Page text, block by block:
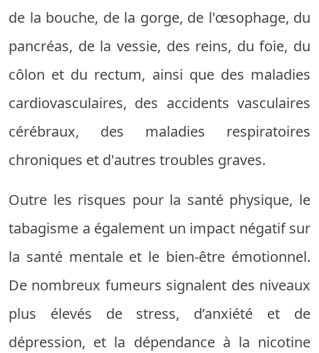
de la bouche, de la gorge, de l'œsophage, du
pancréas, de la vessie, des reins, du foie, du
côlon et du rectum, ainsi que des maladies
cardiovasculaires, des accidents vasculaires
cérébraux, des maladies respiratoires
chroniques et d'autres troubles graves.
Outre les risques pour la santé physique, le
tabagisme a également un impact négatif sur
la santé mentale et le bien-être émotionnel.
De nombreux fumeurs signalent des niveaux
plus élevés de stress, d’anxiété et de
dépression, et la dépendance à la nicotine